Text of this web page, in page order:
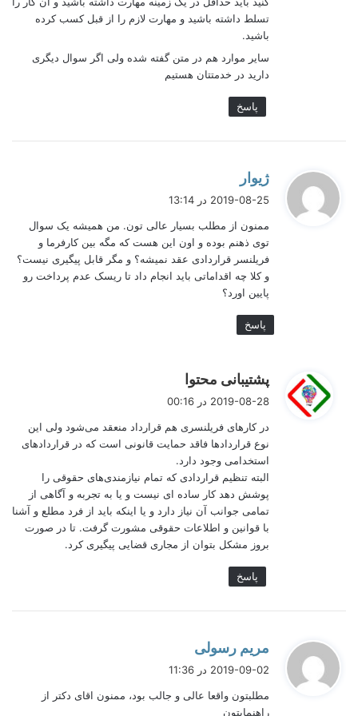
۲۰۰۰ تا ۴۰۰۰ دلار در ماه است در حالیکه یک فریلنسر می‌تواند
روز در نظر بگیریم به عدد ۴۰۰ ساعت در سال می‌رسیم. به
عبارت دیگر با فرض ۸ ساعت کار مفید روزانه هر کارمند
سالیانه ۵۰ روز کاری را در ایاب و ذهاب از دست می دهد که در
فریلنسینگ می‌تواند صرف کار یا خانواده یا حتی ورزش و تفریح
رسیده‌اند.
اگر هنوز قانع نشدید از مطالعه ادامه
مطلب صرفنظر کنید.
شما همان آب باریکه کارمندی را جرعه
جرعه بنوشید و لذت ببرید!
تخصص خود را به چه کسانی ارائه
نمایم؟
یکی از مهمترین اقداماتی که برای فریلنسینگ می توانید انجام دهید
این است که با کمک یک
کوچ حرفه‌ای
حوزه تخصصی خود را پیدا کنید.
در حوزه‌ای که می توانید خدماتی را ارائه کنید و می دانید افراد در
مقابل آن خدمات هزینه ای را پرداخت می کنند، شروع کنید و آن
خدمات را ارائه کنید.
از جامعه بلافصل خود شروع کنید. یعنی شبکه دوستانی که دارید مانند
اقوام، فامیل و آشنایانی که دارید. به آنها اعلام کنید که من حاضر
این خدمت هزینه پرداخت کنند، معنایش این است که شما از یک
مرحله عبور کردید و می‌توانید این را به افرادی که به این نوع خدمات
کار برمی‌آیید.
تسلط داشته باشید و مهارت لازم را از قبل کسب کرده
باشید.
سایر موارد هم در متن گفته شده ولی اگر سوال دیگری
دارید در خدمتتان هستیم
پاسخ
ژیوار
2019-08-25 در 13:14
ممنون از مطلب بسیار عالی تون. من همیشه یک سوال
توی ذهنم بوده و اون این هست که مگه بین کارفرما و
فریلنسر قراردادی عقد نمیشه؟ و مگر قابل پیگیری نیست؟
و کلا چه اقداماتی باید انجام داد تا ریسک عدم پرداخت رو
پایین اورد؟
پاسخ
پشتیبانی محتوا
:
2019-08-28 در 00:16
در کارهای فریلنسری هم قرارداد منعقد می‌شود ولی این
نوع قراردادها فاقد حمایت قانونی است که در قراردادهای
استخدامی وجود دارد.
البته تنظیم قراردادی که تمام نیازمندی‌های حقوقی را
پوشش دهد کار ساده ای نیست و یا به تجربه و آگاهی از
تمامی جوانب آن نیاز دارد و یا اینکه باید از فرد مطلع و آشنا
با قوانین و اطلاعات حقوقی مشورت گرفت. تا در صورت
بروز مشکل بتوان از مجاری قضایی پیگیری کرد.
پاسخ
مریم رسولی
:
2019-09-02 در 11:36
مطلبتون واقعا عالی و جالب بود، ممنون اقای دکتر از
راهنمایتون